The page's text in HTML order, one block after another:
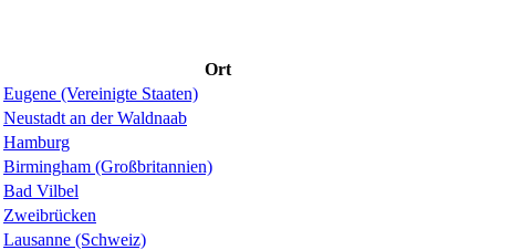
Ort
Eugene (Vereinigte Staaten)
Neustadt an der Waldnaab
Hamburg
Birmingham (Großbritannien)
Bad Vilbel
Zweibrücken
Lausanne (Schweiz)